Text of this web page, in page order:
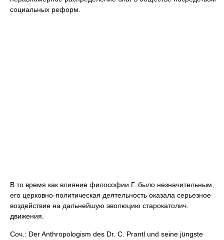
социальных реформ.
В то время как влияние философии Г. было незначительным,
его церковно-политическая деятельность оказала серьезное
воздействие на дальнейшую эволюцию старокатолич.
движения.
Соч.: Der Anthropologism des Dr. C. Prantl und seine jüngste